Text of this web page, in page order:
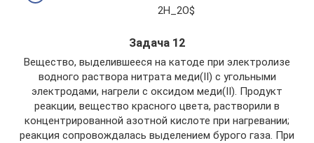
2H_2O$
Задача 12
Вещество, выделившееся на катоде при электролизе
водного раствора нитрата меди(II) с угольными
электродами, нагрели с оксидом меди(II). Продукт
реакции, вещество красного цвета, растворили в
концентрированной азотной кислоте при нагревании;
реакция сопровождалась выделением бурого газа. При